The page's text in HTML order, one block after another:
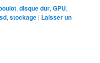
,disque dur,GPU,
,stockage | Laisser un